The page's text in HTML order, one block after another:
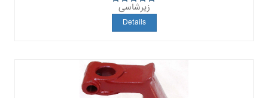
5
زیرشاسی
Details